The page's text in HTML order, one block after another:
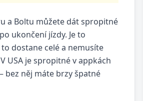
a Boltu můžete dát spropitné
ukončení jízdy. Je to
dostane celé a nemusíte
USA je spropitné v appkách
bez něj máte brzy špatné